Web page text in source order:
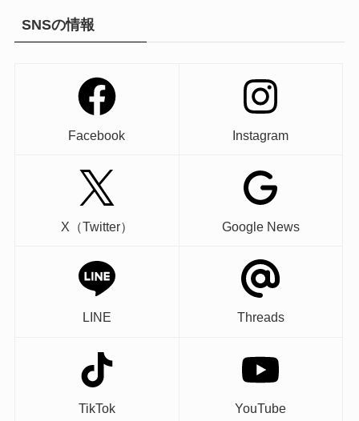
SNSの情報
Facebook Instagram
X（Twitter） Google News
LINE Threads
TikTok YouTube